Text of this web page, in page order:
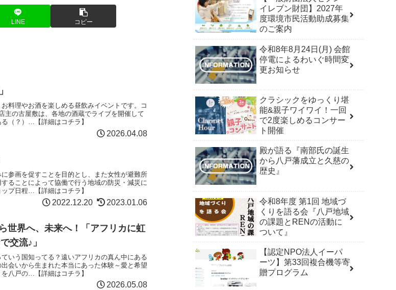
LINE コピー
料理やお酒を楽しめる昼飲みイベントです。コ
主の古屋敷は、各地の酒蔵でライブを開催して
（？）…【詳細はコチラ】
2026.04.08
参画を促すことを目的とし、また女性が避難所
ることによって協働で行う地域の防災・減災に
プ日程…【詳細はコチラ】
2022.12.20 2023.01.06
世界へ、未来へ！「アフリカに虹
交流♪」
いう国知ってる？遠いアフリカの真ん中にある
会いから生まれた本当にあった体験～愛と希望
八戸の…【詳細はコチラ】
2026.05.08
イレブン財団】2027年
度環境市民活動助成募集
のご案内
令和8年8月24日(月) 会館
停電によるわいぐ時間変
更お知らせ
クラシックをゆっくり堪
能&親子ワイワイ！一回
で2度楽しめるコンサー
ト開催
殿が語る『南部氏の誕生
から八戸藩成立と久慈の
歴史』
令和8年度 第1回 地域づ
くりを語る会『八戸地域
の課題とRENの活動に
ついて』
【認定NPO法人イーパ
ーツ】第33回複合機等寄
贈プログラム